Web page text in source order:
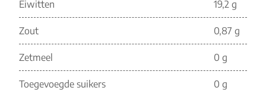
Eiwitten 19,2 g
Zout 0,87 g
Zetmeel 0 g
Toegevoegde suikers 0 g